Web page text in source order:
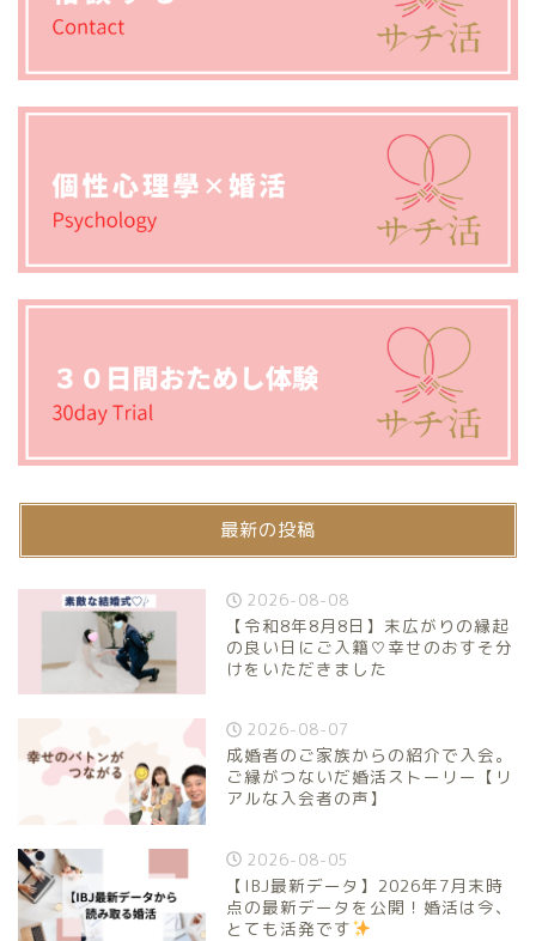
最新の投稿
2026-08-08
【令和8年8月8日】末広がりの縁起
の良い日にご入籍♡幸せのおすそ分
けをいただきました
2026-08-07
成婚者のご家族からの紹介で入会。
ご縁がつないだ婚活ストーリー【リ
アルな入会者の声】
2026-08-05
【IBJ最新データ】2026年7月末時
点の最新データを公開！婚活は今、
とても活発です